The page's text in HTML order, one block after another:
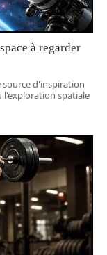
à regarder
source d'inspiration
l'exploration spatiale